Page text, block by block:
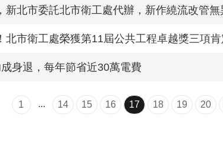
新北市委託北市衛工處代辦，新作繞流改管
北市衛工處榮獲第11屆公共工程卓越獎三項肯
身退，每年節省近30萬電費
1 ... 14 15 16 17 18 19 20